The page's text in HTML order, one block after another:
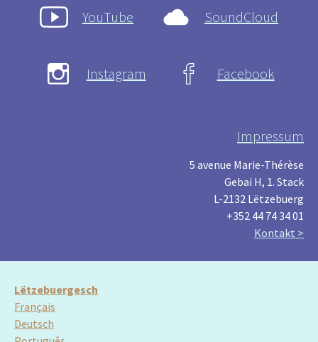
YouTube SoundCloud
Instagram Facebook
Impressum
5 avenue Marie-Thérèse
Gebai H, 1. Stack
L-2132 Lëtzebuerg
+352 44 74 34 01
Kontakt >
Lëtzebuergesch
Français
Deutsch